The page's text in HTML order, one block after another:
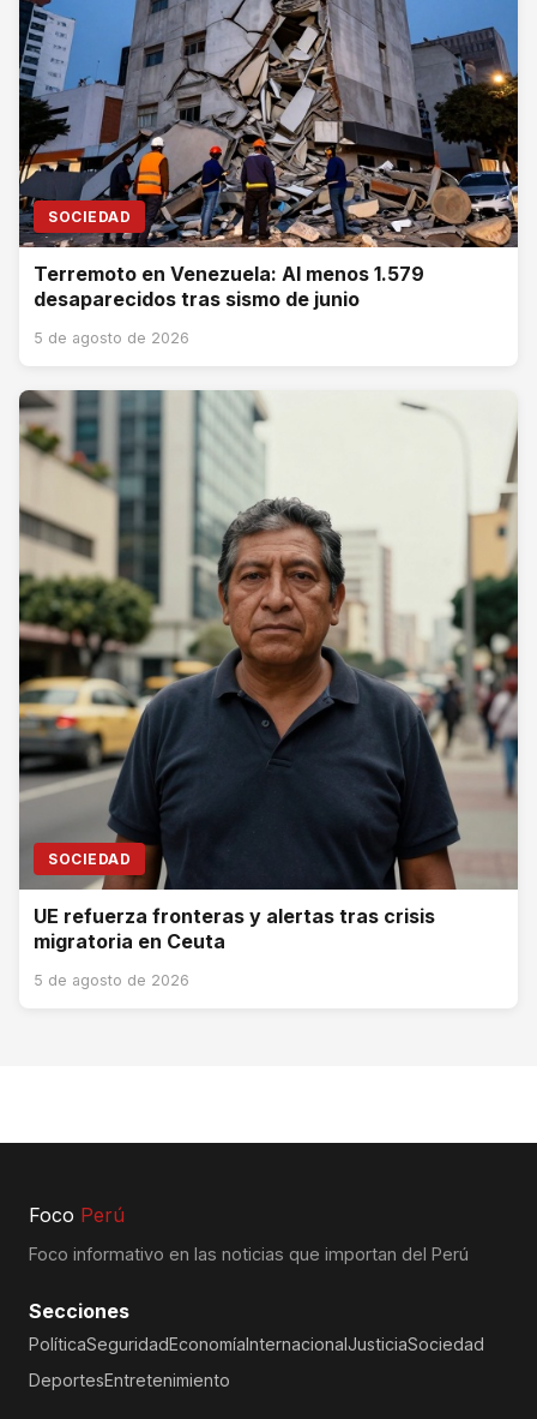
SOCIEDAD
Terremoto en Venezuela: Al menos 1.579
desaparecidos tras sismo de junio
5 de agosto de 2026
SOCIEDAD
UE refuerza fronteras y alertas tras crisis
migratoria en Ceuta
5 de agosto de 2026
Foco Perú
Foco informativo en las noticias que importan del Perú
Secciones
PolíticaSeguridadEconomíaInternacionalJusticiaSociedad
DeportesEntretenimiento